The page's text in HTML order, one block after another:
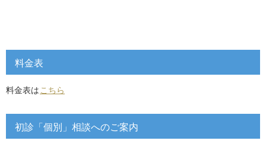
料金表
料金表はこちら
初診「個別」相談へのご案内